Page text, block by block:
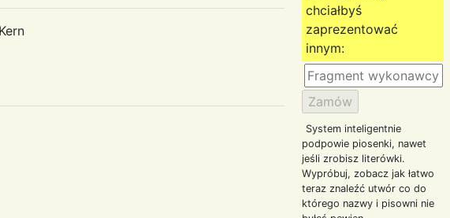
chciałbyś
zaprezentować
innym:
System inteligentnie
podpowie piosenki, nawet
jeśli zrobisz literówki.
Wypróbuj, zobacz jak łatwo
teraz znaleźć utwór co do
którego nazwy i pisowni nie